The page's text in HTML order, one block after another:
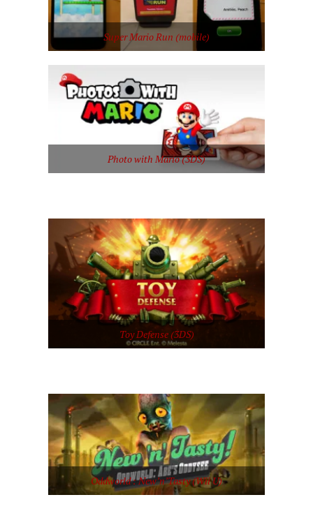
Super Mario Run (mobile)
Photo with Mario (3DS)
Toy Defense (3DS)
Oddworld : New’n’Tasty (Wii U)